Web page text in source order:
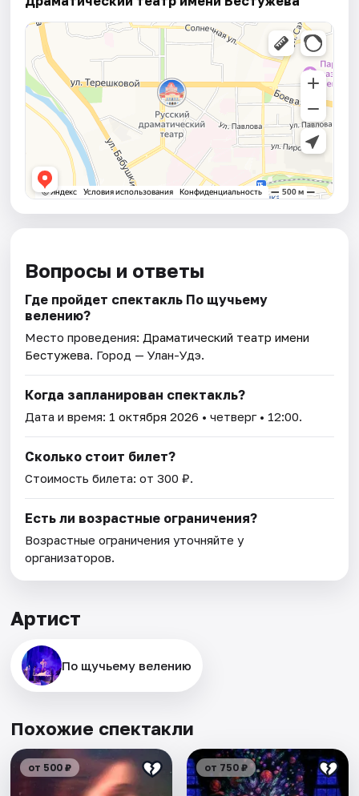
Вопросы и ответы
Где пройдет спектакль По щучьему
велению?
Место проведения: Драматический театр имени
Бестужева. Город — Улан-Удэ.
Когда запланирован спектакль?
Дата и время: 1 октября 2026 • четверг • 12:00.
Сколько стоит билет?
Стоимость билета: от 300 ₽.
Есть ли возрастные ограничения?
Возрастные ограничения уточняйте у
организаторов.
Артист
По щучьему велению
Похожие спектакли
от 500 ₽ от 750 ₽